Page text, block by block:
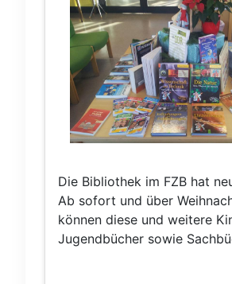
Die Bibliothek im FZB hat
Ab sofort und über
können diese und weitere
Jugendbücher sowie